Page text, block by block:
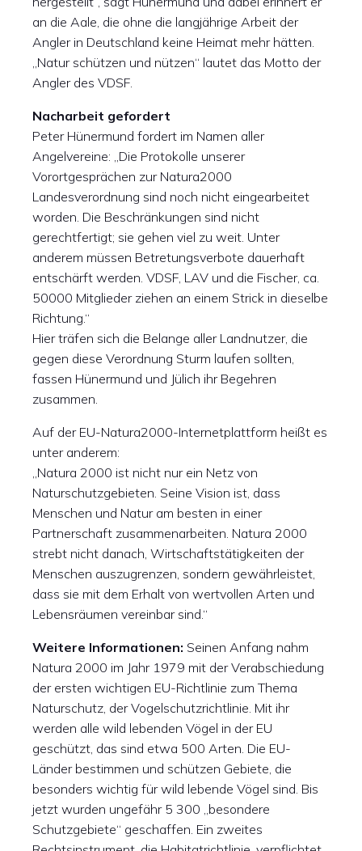
an die Aale, die ohne die langjährige Arbeit der
Angler in Deutschland keine Heimat mehr hätten.
„Natur schützen und nützen“ lautet das Motto der
Angler des VDSF.
Nacharbeit gefordert
Peter Hünermund fordert im Namen aller
Angelvereine: „Die Protokolle unserer
Vorortgesprächen zur Natura2000
Landesverordnung sind noch nicht eingearbeitet
worden. Die Beschränkungen sind nicht
gerechtfertigt; sie gehen viel zu weit. Unter
anderem müssen Betretungsverbote dauerhaft
entschärft werden. VDSF, LAV und die Fischer, ca.
50000 Mitglieder ziehen an einem Strick in dieselbe
Richtung.“
Hier träfen sich die Belange aller Landnutzer, die
gegen diese Verordnung Sturm laufen sollten,
fassen Hünermund und Jülich ihr Begehren
zusammen.
Auf der EU-Natura2000-Internetplattform heißt es
unter anderem:
„Natura 2000 ist nicht nur ein Netz von
Naturschutzgebieten. Seine Vision ist, dass
Menschen und Natur am besten in einer
Partnerschaft zusammenarbeiten. Natura 2000
strebt nicht danach, Wirtschaftstätigkeiten der
Menschen auszugrenzen, sondern gewährleistet,
dass sie mit dem Erhalt von wertvollen Arten und
Lebensräumen vereinbar sind.“
Weitere Informationen: Seinen Anfang nahm
Natura 2000 im Jahr 1979 mit der Verabschiedung
der ersten wichtigen EU-Richtlinie zum Thema
Naturschutz, der Vogelschutzrichtlinie. Mit ihr
werden alle wild lebenden Vögel in der EU
geschützt, das sind etwa 500 Arten. Die EU-
Länder bestimmen und schützen Gebiete, die
besonders wichtig für wild lebende Vögel sind. Bis
jetzt wurden ungefähr 5 300 „besondere
Schutzgebiete“ geschaffen. Ein zweites